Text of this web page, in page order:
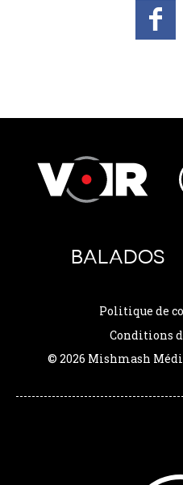
BALADOS
Politique de
Conditions
© 2026 Mishmash